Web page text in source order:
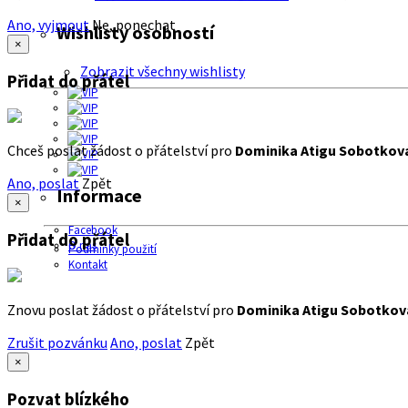
Wishlisty osobností
Zobrazit všechny wishlisty
Informace
Facebook
O nás
Podmínky použití
Kontakt
Ano, vyjmout Ne, ponechat
×
Přidat do přátel
Chceš poslat žádost o přátelství pro Dominika Atigu
Ano, poslat Zpět
×
Přidat do přátel
Znovu poslat žádost o přátelství pro Dominika Atigu
Zrušit pozvánku Ano, poslat Zpět
×
Pozvat blízkého